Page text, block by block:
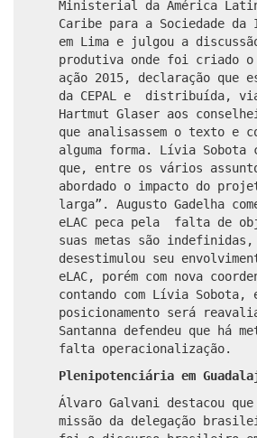
Ministerial da América
Caribe para a Sociedade da
em Lima e julgou a
produtiva onde foi criado o
ação 2015, declaração que
da CEPAL e distribuída,
Hartmut Glaser aos
que analisassem o texto e
alguma forma. Lívia Sobota
que, entre os vários
abordado o impacto do
larga”. Augusto Gadelha
eLAC peca pela falta de
suas metas são indefinidas,
desestimulou seu
eLAC, porém com nova
contando com Lívia Sobota,
posicionamento será
Santanna defendeu que há
falta operacionalização.
Plenipotenciária em
Álvaro Galvani destacou
missão da delegação